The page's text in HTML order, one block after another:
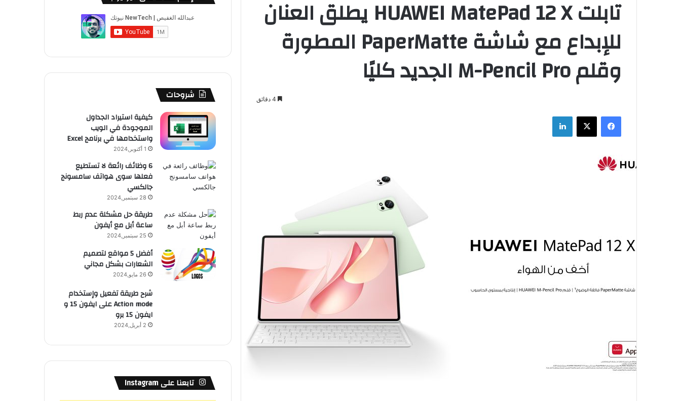
تابلت HUAWEI MatePad 12 X يطلق العنان
للإبداع مع شاشة PaperMatte المطورة
وقلم M-Pencil Pro الجديد كليًا
فيسبوك ‫X لينكدإن
شروحات
كيفية استيراد الجداول
الموجودة في الويب
واستخدامها في برنامج Excel
1 أكتوبر,2024
6 وظائف رائعة لا تستطيع
فعلها سوى هواتف سامسونج
جالكسي
28 سبتمبر,2024
طريقة حل مشكلة عدم ربط
ساعة أبل مع أيفون
25 سبتمبر,2024
أفضل 5 مواقع لتصميم
الشعارات بشكل مجاني
26 مايو,2024
شرح طريقة تفعيل وإستخدام
Action mode على ايفون 15 و
ايفون 15 برو
2 أبريل,2024
تابعنا على Instagram